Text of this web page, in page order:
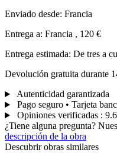
Enviado desde: Francia
Entrega a: Francia , 120 €
Entrega estimada: De tres a
Devolución gratuita durante
Autenticidad garantizada
Pago seguro • Tarjeta
Opiniones verificadas :
¿Tiene alguna pregunta?
descripción de la obra
Descubrir obras similares